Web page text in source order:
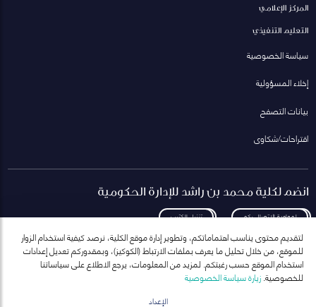
المركز الإعلامي
التعليم التنفيذي
سياسة الخصوصية
إخلاء المسؤولية
بيانات التصفح
اقتراحات/شكاوى
انضم لكلية محمد بن راشد للإدارة الحكومية
لمعاودة الاتصال بكم تنزيل الكتيب
انضم إلى قائمة مراسلاتنا
لتقديم محتوى يناسب اهتماماتكم، وتطوير إدارة موقع الكلية، نرصد كيفية استخدام الزوار
للموقع، من خلال تحليل ما يعرف بملفات الارتباط (الكوكيز)، وبمقدوركم تعديل إعدادات
استخدام الموقع حسب رغبتكم. لمزيد من المعلومات، يرجع الاطلاع على سياساتنا
للخصوصية.زيارة سياسة الخصوصية
الإعداد